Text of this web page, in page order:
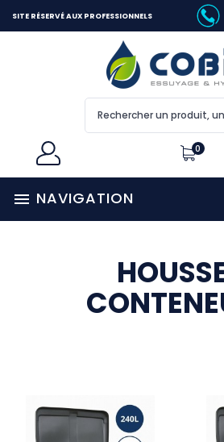
SITE RÉSERVÉ AUX PROFESSIONNELS
0
 NAVIGATION